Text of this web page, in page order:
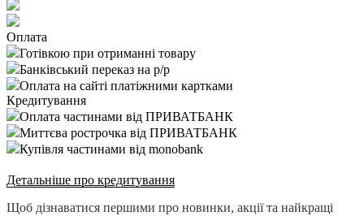
Оплата
Готівкою при отриманні товару
Банківський переказ на р/р
Оплата на сайті платіжними картками
Кредитування
Оплата частинами від ПРИВАТБАНК
Миттєва рострочка від ПРИВАТБАНК
Купівля частинами від monobank
Детальніше про кредитування
Щоб дізнаватися першими про новинки, акції та найкращі